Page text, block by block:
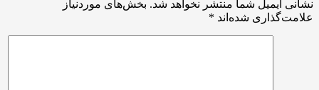
نشانی ایمیل شما منتشر نخواهد شد. بخش‌های موردنیاز
علامت‌گذاری شده‌اند *